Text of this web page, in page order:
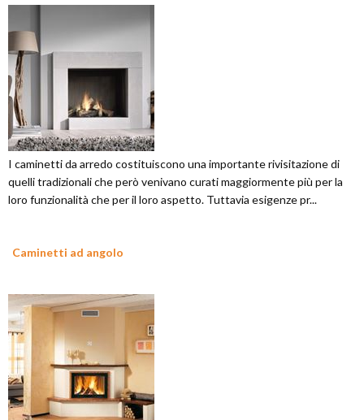
I caminetti da arredo costituiscono una importante rivisitazione di
quelli tradizionali che però venivano curati maggiormente più per la
loro funzionalità che per il loro aspetto. Tuttavia esigenze pr...
Caminetti ad angolo